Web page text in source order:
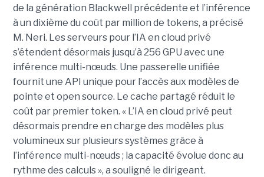
de la génération Blackwell précédente et l’inférence
à un dixième du coût par million de tokens, a précisé
M. Neri. Les serveurs pour l’IA en cloud privé
s’étendent désormais jusqu’à 256 GPU avec une
inférence multi-nœuds. Une passerelle unifiée
fournit une API unique pour l’accès aux modèles de
pointe et open source. Le cache partagé réduit le
coût par premier token. « L’IA en cloud privé peut
désormais prendre en charge des modèles plus
volumineux sur plusieurs systèmes grâce à
l’inférence multi-nœuds ; la capacité évolue donc au
rythme des calculs », a souligné le dirigeant.